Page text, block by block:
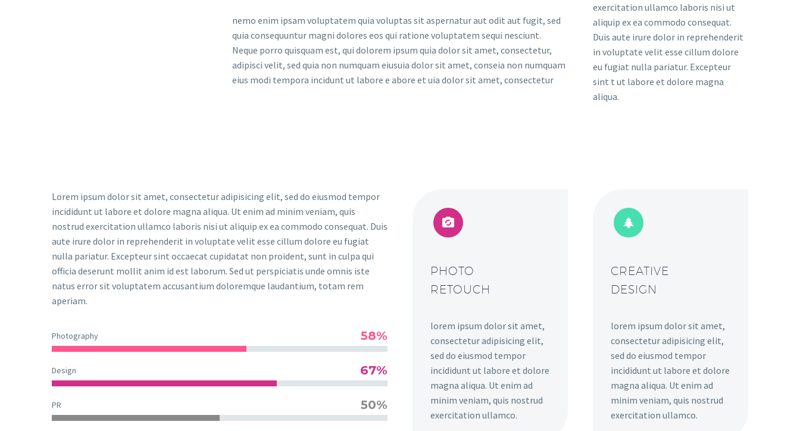
nemo enim ipsam voluptatem quia voluptas sit aspernatur aut odit aut fugit, sed
quia consequuntur magni dolores eos qui ratione voluptatem sequi nesciunt.
Neque porro quisquam est, qui dolorem ipsum quia dolor sit amet, consectetur,
adipisci velit, sed quia non numquam eiusuia dolor sit amet, conseia non numquam
eius modi tempora incidunt ut labore e abore et uia dolor sit amet, consectetur
exercitation ullamco laboris nisi ut
aliquip ex ea commodo consequat.
Duis aute irure dolor in reprehenderit
in voluptate velit esse cillum dolore
eu fugiat nulla pariatur. Excepteur
sint t ut labore et dolore magna
aliqua.
Lorem ipsum dolor sit amet, consectetur adipisicing elit, sed do eiusmod tempor
incididunt ut labore et dolore magna aliqua. Ut enim ad minim veniam, quis
nostrud exercitation ullamco laboris nisi ut aliquip ex ea commodo consequat. Duis
aute irure dolor in reprehenderit in voluptate velit esse cillum dolore eu fugiat
nulla pariatur. Excepteur sint occaecat cupidatat non proident, sunt in culpa qui
officia deserunt mollit anim id est laborum. Sed ut perspiciatis unde omnis iste
natus error sit voluptatem accusantium doloremque laudantium, totam rem
aperiam.
Photography 58%
Design 67%
PR 50%


PHOTO
RETOUCH
lorem ipsum dolor sit amet,
consectetur adipisicing elit,
sed do eiusmod tempor
incididunt ut labore et dolore
magna aliqua. Ut enim ad
minim veniam, quis nostrud
exercitation ullamco.


CREATIVE
DESIGN
lorem ipsum dolor sit amet,
consectetur adipisicing elit,
sed do eiusmod tempor
incididunt ut labore et dolore
magna aliqua. Ut enim ad
minim veniam, quis nostrud
exercitation ullamco.